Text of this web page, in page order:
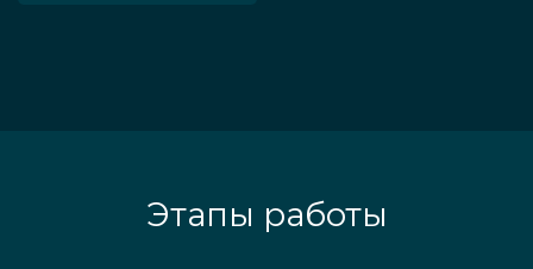
Этапы работы